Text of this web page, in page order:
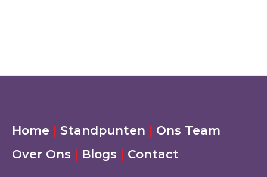
Home | Standpunten | Ons Team
Over Ons | Blogs | Contact